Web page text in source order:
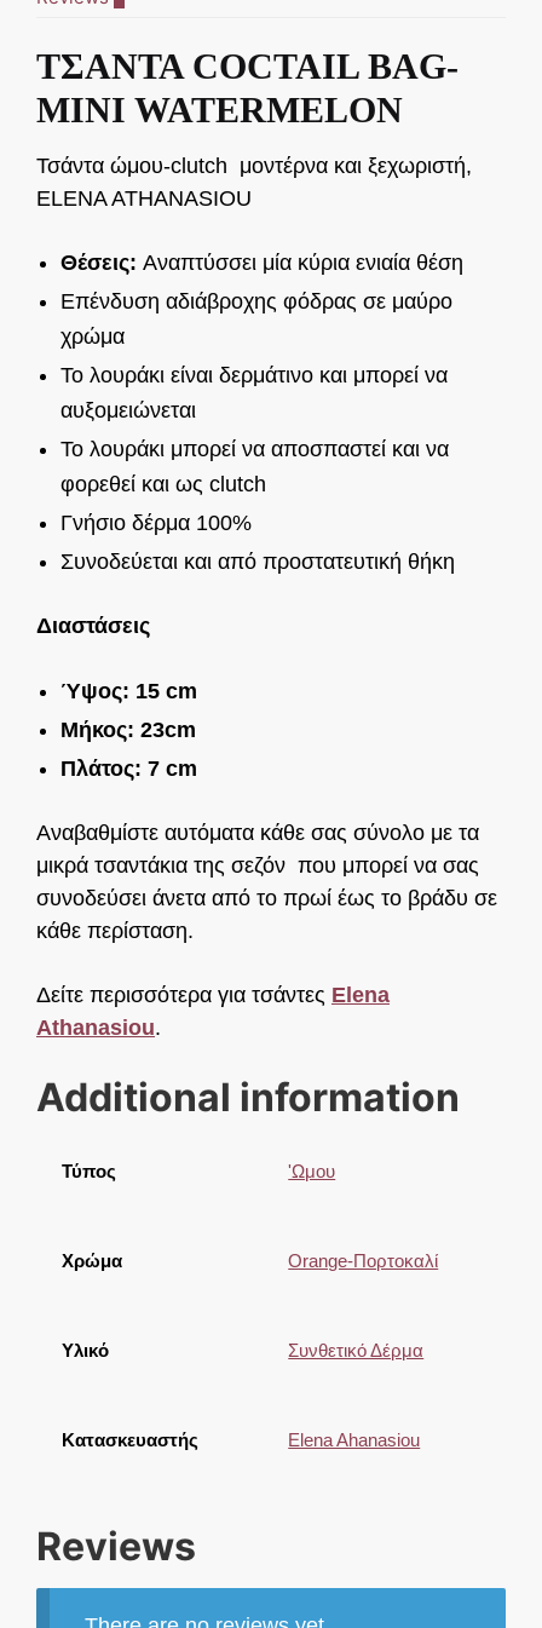
ΤΣΑΝΤΑ COCTAIL BAG-
MINI WATERMELON
Τσάντα ώμου-clutch μοντέρνα και ξεχωριστή,
ELENA ATHANASIOU
Θέσεις: Αναπτύσσει μία κύρια ενιαία θέση
Επένδυση αδιάβροχης φόδρας σε μαύρο
χρώμα
Το λουράκι είναι δερμάτινο και μπορεί να
αυξομειώνεται
Το λουράκι μπορεί να αποσπαστεί και να
φορεθεί και ως clutch
Γνήσιο δέρμα 100%
Συνοδεύεται και από προστατευτική θήκη
Διαστάσεις
Ύψος: 15 cm
Μήκος: 23cm
Πλάτος: 7 cm
Αναβαθμίστε αυτόματα κάθε σας σύνολο με τα
μικρά τσαντάκια της σεζόν που μπορεί να σας
συνοδεύσει άνετα από το πρωί έως το βράδυ σε
κάθε περίσταση.
Δείτε περισσότερα για τσάντες Elena
Athanasiou.
Additional information
Τύπος 'Ωμου
Χρώμα Orange-Πορτοκαλί
Υλικό Συνθετικό Δέρμα
Κατασκευαστής Elena Ahanasiou
Reviews